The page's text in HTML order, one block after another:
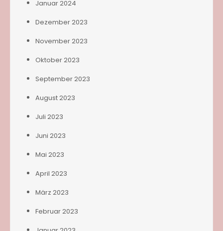
Januar 2024
Dezember 2023
November 2023
Oktober 2023
September 2023
August 2023
Juli 2023
Juni 2023
Mai 2023
April 2023
März 2023
Februar 2023